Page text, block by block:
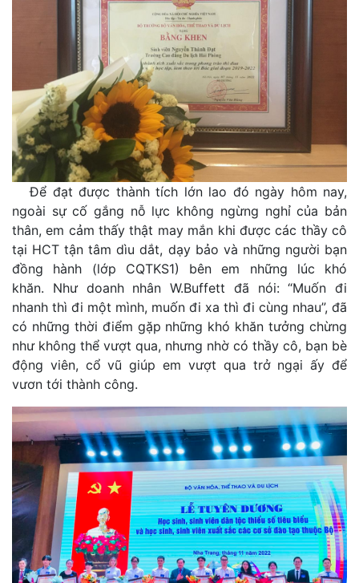
Để đạt được thành tích lớn lao đó ngày hôm nay,
ngoài sự cố gắng nỗ lực không ngừng nghỉ của bản
thân, em cảm thấy thật may mắn khi được các thầy cô
tại HCT tận tâm dìu dắt, dạy bảo và những người bạn
đồng hành (lớp CQTKS1) bên em những lúc khó
khăn. Như doanh nhân W.Buffett đã nói: “Muốn đi
nhanh thì đi một mình, muốn đi xa thì đi cùng nhau”, đã
có những thời điểm gặp những khó khăn tưởng chừng
như không thể vượt qua, nhưng nhờ có thầy cô, bạn bè
động viên, cổ vũ giúp em vượt qua trở ngại ấy để
vươn tới thành công.